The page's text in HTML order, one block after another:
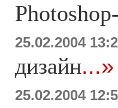
25.02.2004
дизайн...»
25.02.2004